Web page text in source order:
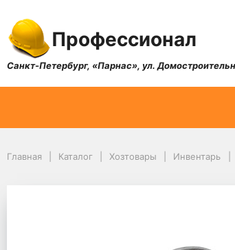
Профессионал
Санкт-Петербург, «Парнас», ул.
Главная Каталог Хозтовары Инвентарь